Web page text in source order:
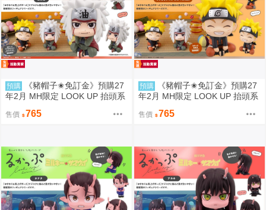
預購
《豬帽子✬免訂金》預購27
年2月 MH限定 LOOK UP 抬頭系
售價 765
預購
《豬帽子✬免訂金》預購27
年2月 MH限定 LOOK UP 抬頭系
笑版 0812
售價 765